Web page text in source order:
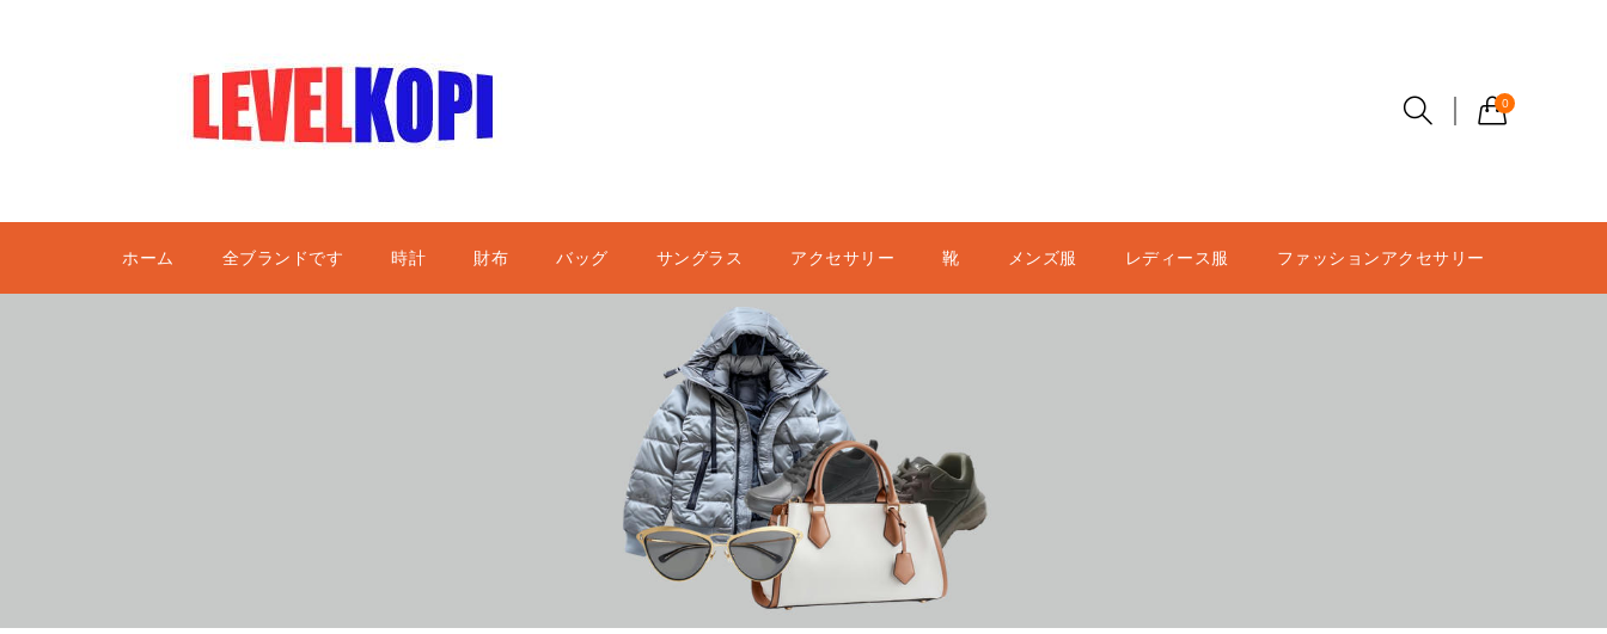
0
ホーム 全ブランドです 時計 財布 バッグ サングラス アクセサリー 靴 メンズ服 レディース服 ファッションアクセサリー